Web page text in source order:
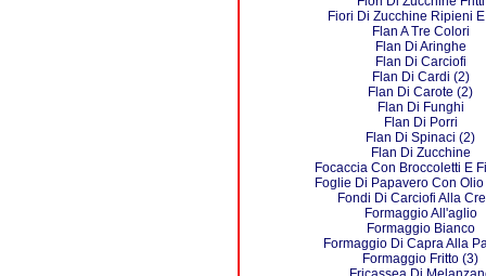
Fiori Di Zucchine Ripieni
Flan A Tre Colori
Flan Di Aringhe
Flan Di Carciofi
Flan Di Cardi (2)
Flan Di Carote (2)
Flan Di Funghi
Flan Di Porri
Flan Di Spinaci (2)
Flan Di Zucchine
Focaccia Con Broccoletti E
Foglie Di Papavero Con
Fondi Di Carciofi Alla
Formaggio All'aglio
Formaggio Bianco
Formaggio Di Capra Alla
Formaggio Fritto (3)